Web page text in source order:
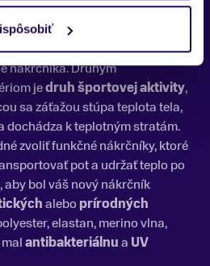
vyberať podľa niekoľkých
najhlavnejším je
, podľa ktorého volíme
nákrčníka. Druhým
jedruh športovej aktivity,
sa záťažou stúpa teplota tela,
dochádza k teplotným stratám.
zvoliť funkčné nákrčníky, ktoré
pot a udržať teplo po
aby bol váš nový nákrčník
alebo prírodných
elastan, merino vlna,
antibakteriálnua UV